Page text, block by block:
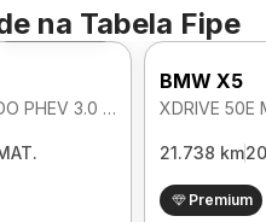
na Tabela Fipe
Foto 360º
XDRIVE 50E M SPORT HIBRIDO PHEV 3.0 AUTOMATICO
BMW X5
21.738 km
Premium